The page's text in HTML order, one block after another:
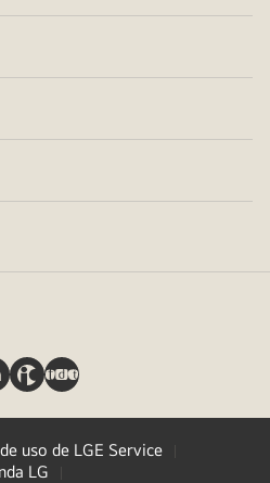
uso de LGE Service
LG